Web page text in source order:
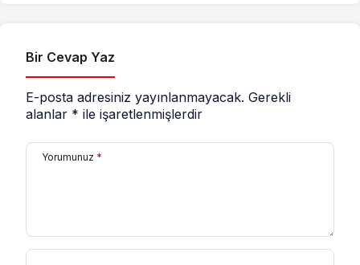
Bir Cevap Yaz
E-posta adresiniz yayınlanmayacak. Gerekli
alanlar * ile işaretlenmişlerdir
Yorumunuz *